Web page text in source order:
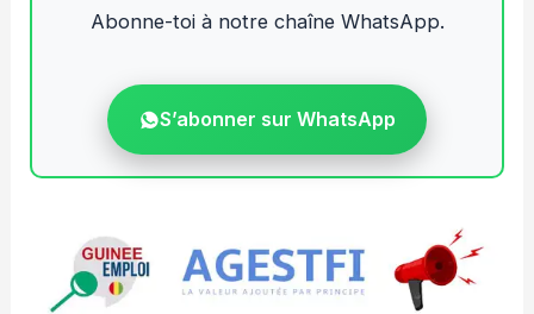
Abonne-toi à notre chaîne WhatsApp.
S’abonner sur WhatsApp